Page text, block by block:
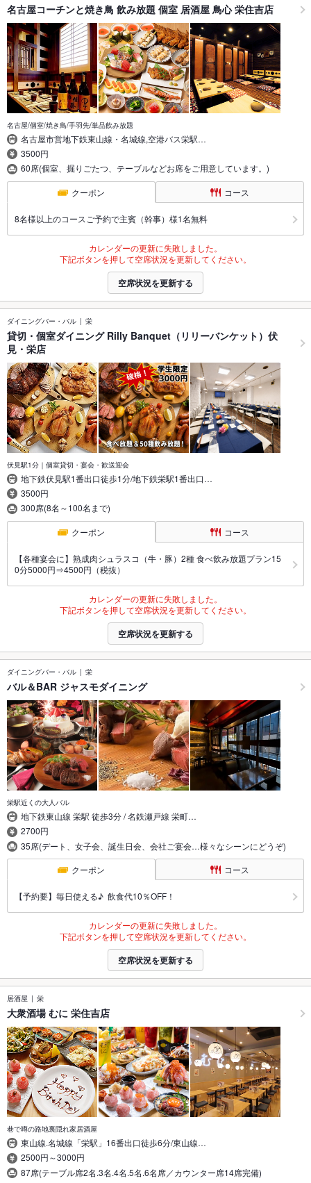
名古屋コーチンと焼き鳥 飲み放題 個室 居酒屋 鳥心 栄住吉店
名古屋/個室/焼き鳥/手羽先/単品飲み放題
名古屋市営地下鉄東山線・名城線,空港バス栄駅…
3500円
60席(個室、掘りごたつ、テーブルなどお席をご用意しています。)
クーポン コース
8名様以上のコースご予約で主賓（幹事）様1名無料
カレンダーの更新に失敗しました。
下記ボタンを押して空席状況を更新してください。
空席状況を更新する
ダイニングバー・バル 栄
貸切・個室ダイニング Rilly Banquet（リリーバンケット）伏
見・栄店
伏見駅1分｜個室貸切・宴会・歓送迎会
地下鉄伏見駅1番出口徒歩1分/地下鉄栄駅1番出口…
3500円
300席(8名～100名まで)
クーポン コース
【各種宴会に】熟成肉シュラスコ（牛・豚）2種 食べ飲み放題プラン15
0分5000円⇒4500円（税抜）
カレンダーの更新に失敗しました。
下記ボタンを押して空席状況を更新してください。
空席状況を更新する
ダイニングバー・バル 栄
バル＆BAR ジャスモダイニング
栄駅近くの大人バル
地下鉄東山線 栄駅 徒歩3分 / 名鉄瀬戸線 栄町…
2700円
35席(デート、女子会、誕生日会、会社ご宴会…様々なシーンにどうぞ)
クーポン コース
【予約要】毎日使える♪ 飲食代10％OFF！
カレンダーの更新に失敗しました。
下記ボタンを押して空席状況を更新してください。
空席状況を更新する
居酒屋 栄
大衆酒場 むに 栄住吉店
巷で噂の路地裏隠れ家居酒屋
東山線.名城線「栄駅」16番出口徒歩6分/東山線…
2500円～3000円
87席(テーブル席2名.3名.4名.5名.6名席／カウンター席14席完備)